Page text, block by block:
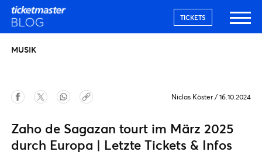
TICKETS
MUSIK
Niclas Köster / 16.10.2024
Zaho de Sagazan tourt im März 2025
durch Europa | Letzte Tickets & Infos